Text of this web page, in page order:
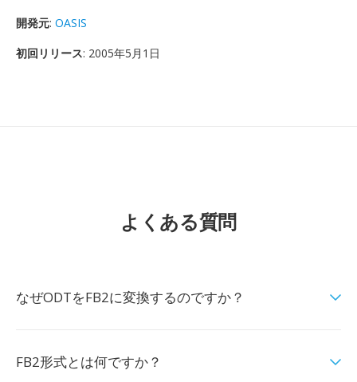
開発元: OASIS
初回リリース: 2005年5月1日
よくある質問
なぜODTをFB2に変換するのですか？
FB2形式とは何ですか？